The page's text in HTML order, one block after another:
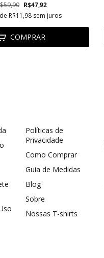
R$47,92
R$11,98 sem juros
COMPRAR
Políticas de
Privacidade
Como Comprar
Guia de Medidas
Blog
Sobre
Nossas T-shirts